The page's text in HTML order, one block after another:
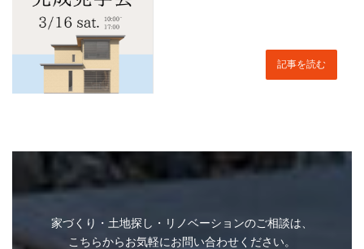
ご希望の連絡方法
電話 メール
大 人
記事を読む
家づくり・土地探し・リノベーションのご相談は、
こちらからお気軽にお問い合わせください。